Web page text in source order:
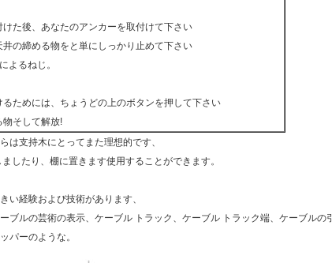
た後、あなたのアンカーを取付けて下さい
の締める物をと単にしっかり止めて下さい
よるねじ。
ためには、ちょうどの上のボタンを押して下さい
物そして解放!
は支持木にとってまた理想的です、
したり、棚に置きます使用することができます。
い経験および技術があります、
ルの芸術の表示、ケーブル トラック、ケーブル トラック端、ケーブルの引
パーのような。